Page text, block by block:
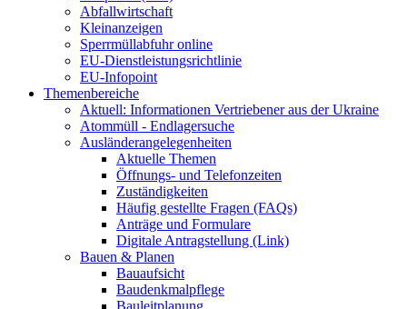
Abfallwirtschaft
Kleinanzeigen
Sperrmüllabfuhr online
EU-Dienstleistungsrichtlinie
EU-Infopoint
Themenbereiche
Aktuell: Informationen Vertriebener aus der Ukraine
Atommüll - Endlagersuche
Ausländerangelegenheiten
Aktuelle Themen
Öffnungs- und Telefonzeiten
Zuständigkeiten
Häufig gestellte Fragen (FAQs)
Anträge und Formulare
Digitale Antragstellung (Link)
Bauen & Planen
Bauaufsicht
Baudenkmalpflege
Bauleitplanung